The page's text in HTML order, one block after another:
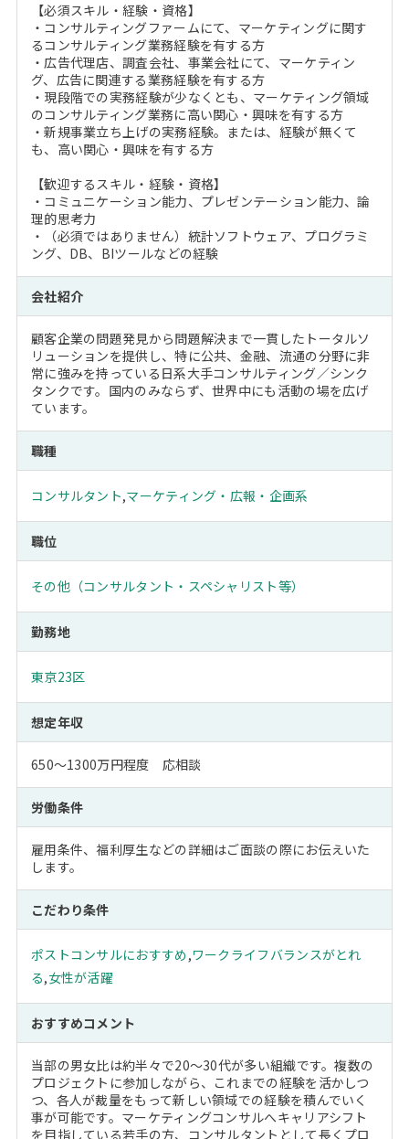
【必須スキル・経験・資格】
・コンサルティングファームにて、マーケティングに関す
るコンサルティング業務経験を有する方
・広告代理店、調査会社、事業会社にて、マーケティン
グ、広告に関連する業務経験を有する方
・現段階での実務経験が少なくとも、マーケティング領域
のコンサルティング業務に高い関心・興味を有する方
・新規事業立ち上げの実務経験。または、経験が無くて
も、高い関心・興味を有する方
【歓迎するスキル・経験・資格】
・コミュニケーション能力、プレゼンテーション能力、論
理的思考力
・（必須ではありません）統計ソフトウェア、プログラミ
ング、DB、BIツールなどの経験
会社紹介
顧客企業の問題発見から問題解決まで一貫したトータルソ
リューションを提供し、特に公共、金融、流通の分野に非
常に強みを持っている日系大手コンサルティング／シンク
タンクです。国内のみならず、世界中にも活動の場を広げ
ています。
職種
コンサルタント,マーケティング・広報・企画系
職位
その他（コンサルタント・スペシャリスト等）
勤務地
東京23区
想定年収
650～1300万円程度 応相談
労働条件
雇用条件、福利厚生などの詳細はご面談の際にお伝えいた
します。
こだわり条件
ポストコンサルにおすすめ ,ワークライフバランスがとれ
る,女性が活躍
おすすめコメント
当部の男女比は約半々で20～30代が多い組織です。複数の
プロジェクトに参加しながら、これまでの経験を活かしつ
つ、各人が裁量をもって新しい領域での経験を積んでいく
事が可能です。マーケティングコンサルへキャリアシフト
を目指している若手の方、コンサルタントとして長くプロ